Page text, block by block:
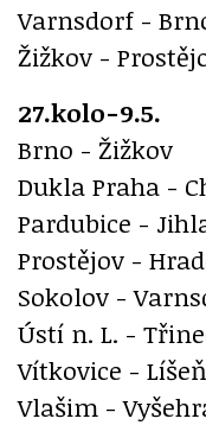
Varnsdorf -
Žižkov -
27.kolo-9.5.
Brno - Žižkov
Dukla Praha -
Pardubice -
Prostějov -
Sokolov -
Ústí n. L. -
Vítkovice - Líšeň
Vlašim -